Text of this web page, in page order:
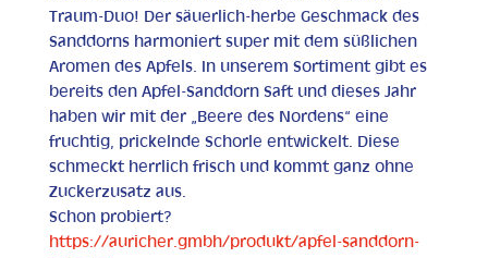
Traum-Duo! Der säuerlich-herbe Geschmack des
Sanddorns harmoniert super mit dem süßlichen
Aromen des Apfels. In unserem Sortiment gibt es
bereits den Apfel-Sanddorn Saft und dieses Jahr
haben wir mit der „Beere des Nordens“ eine
fruchtig, prickelnde Schorle entwickelt. Diese
schmeckt herrlich frisch und kommt ganz ohne
Zuckerzusatz aus.
Schon probiert?
https://auricher.gmbh/produkt/apfel-sanddorn-